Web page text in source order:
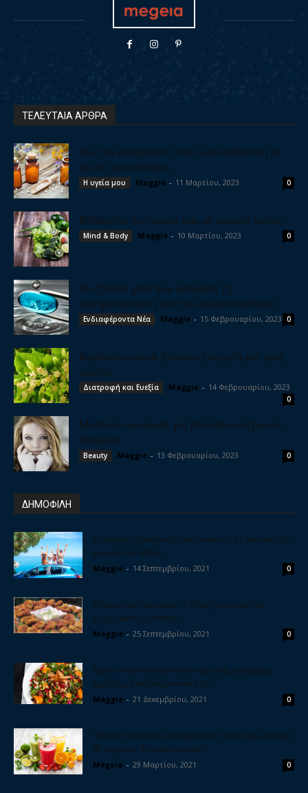
ΤΕΛΕΥΤΑΙΑ ΑΡΘΡΑ
Πως να εφαρμόσετε την ομοιοπαθητική σε
οξείες καταστάσεις
Η υγεία μου Maggie - 11 Μαρτίου, 2023 0
Καθαρίστε το συκώτι σας με φυσικό τρόπο
Mind & Body Maggie - 10 Μαρτίου, 2023 0
Το έξυπνο χάπι που καταργεί τη
γαστροσκόπηση και την κολονοσκόπηση
Ενδιαφέροντα Νέα Maggie - 15 Φεβρουαρίου, 2023 0
Καρδιοτονωτικά βότανα, για γερή και υγιή
καρδιά
Διατροφή και Ευεξία Maggie - 14 Φεβρουαρίου, 2023
0
Μυστικά ομορφιάς για βελούδινο δέρμα το
Χειμώνα
Beauty Maggie - 13 Φεβρουαρίου, 2023 0
ΔΗΜΟΦΙΛΗ
5 υπέροχοι προορισμοί για διακοπές με αυτοκίνητο
κοντά στην Αθήνα
Maggie - 14 Σεπτεμβρίου, 2021 0
Μπιφτέκια λαχανικών, η θεϊκή γεύση που θα
ξετρελλάνει τα παιδιά
Maggie - 25 Σεπτεμβρίου, 2021 0
Χριστουγεννιάτικη σαλάτα με ρόδι, γραβιέρα,
καρύδια, μπαλσάμικο και μέλι
Maggie - 21 Δεκεμβρίου, 2021 0
Φτιάξε σπιτικούς ηλεκτρολύτες για να έχεις δύναμη
& ενέργεια. Εύκολη συνταγή
Megeia - 29 Μαρτίου, 2021 0